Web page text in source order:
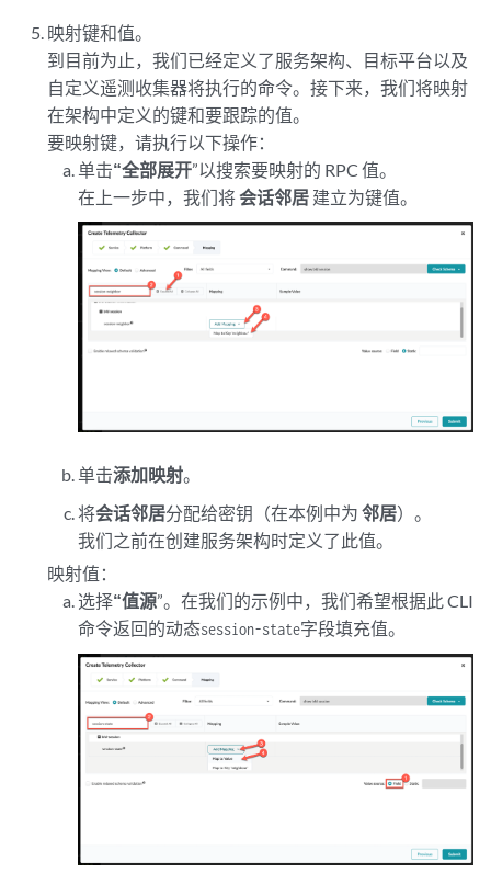
映射键和值。
到目前为止，我们已经定义了服务架构、目标平台以及
自定义遥测收集器将执行的命令。接下来，我们将映射
在架构中定义的键和要跟踪的值。
要映射键，请执行以下操作：
单击“全部展开”以搜索要映射的 RPC 值。
在上一步中，我们将会话邻居建立为键值。
单击添加映射。
将会话邻居分配给密钥（在本例中为 邻居）。
我们之前在创建服务架构时定义了此值。
映射值：
选择“值源”。在我们的示例中，我们希望根据此 CLI
命令返回的动态session-state字段填充值。